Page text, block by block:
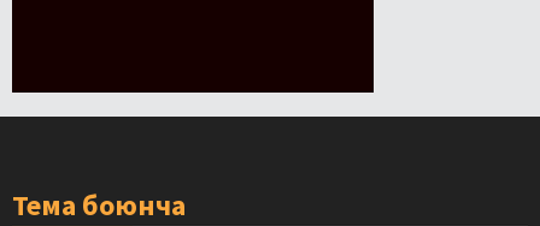
Тема боюнча